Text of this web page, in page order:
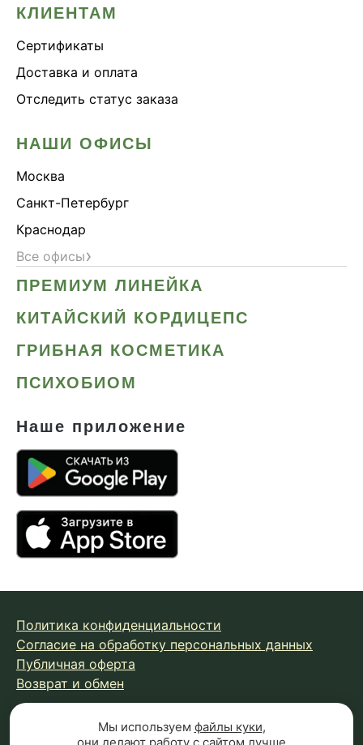
КЛИЕНТАМ
Сертификаты
Доставка и оплата
Отследить статус заказа
НАШИ ОФИСЫ
Москва
Санкт-Петербург
Краснодар
Все офисы›
ПРЕМИУМ ЛИНЕЙКА
КИТАЙСКИЙ КОРДИЦЕПС
ГРИБНАЯ КОСМЕТИКА
ПСИХОБИОМ
Наше приложение
Политика конфиденциальности
Согласие на обработку персональных данных
Публичная оферта
Возврат и обмен
© 2026 Fungiline — зарегистрированная торговая марка.
Мы используем файлы куки,